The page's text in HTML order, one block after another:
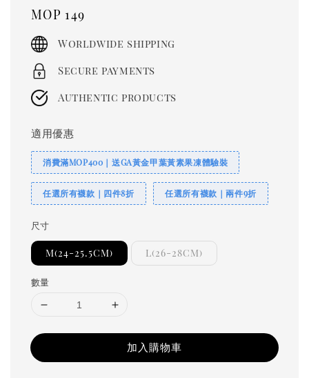
Regular
price
MOP 149
Worldwide shipping
Secure payments
Authentic products
適用優惠
消費滿MOP400｜送GA黃金甲葉黃素果凍體驗裝
任選所有襪款｜四件8折 任選所有襪款｜兩件9折
尺寸
M(24-25.5CM) L(26-28CM)
數量
加入購物車